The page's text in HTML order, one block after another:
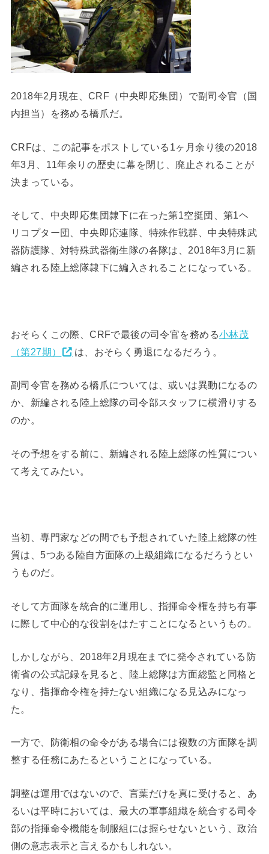
2018年2月現在、CRF（中央即応集団）で副司令官（国
内担当）を務める橋爪だ。
CRFは、この記事をポストしている1ヶ月余り後の2018
年3月、11年余りの歴史に幕を閉じ、廃止されることが
決まっている。
そして、中央即応集団隷下に在った第1空挺団、第1ヘ
リコプター団、中央即応連隊、特殊作戦群、中央特殊武
器防護隊、対特殊武器衛生隊の各隊は、2018年3月に新
編される陸上総隊隷下に編入されることになっている。
おそらくこの際、CRFで最後の司令官を務める小林茂
（第27期）
は、おそらく勇退になるだろう。
副司令官を務める橋爪については、或いは異動になるの
か、新編される陸上総隊の司令部スタッフに横滑りする
のか。
その予想をする前に、新編される陸上総隊の性質につい
て考えてみたい。
当初、専門家などの間でも予想されていた陸上総隊の性
質は、5つある陸自方面隊の上級組織になるだろうとい
うものだ。
そして方面隊を統合的に運用し、指揮命令権を持ち有事
に際して中心的な役割をはたすことになるというもの。
しかしながら、2018年2月現在までに発令されている防
衛省の公式記録を見ると、陸上総隊は方面総監と同格と
なり、指揮命令権を持たない組織になる見込みになっ
た。
一方で、防衛相の命令がある場合には複数の方面隊を調
整する任務にあたるということになっている。
調整は運用ではないので、言葉だけを真に受けると、あ
るいは平時においては、最大の軍事組織を統合する司令
部の指揮命令機能を制服組には握らせないという、政治
側の意志表示と言えるかもしれない。